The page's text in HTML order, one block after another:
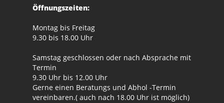
Öffnungszeiten:
Montag bis Freitag
9.30 bis 18.00 Uhr
Samstag geschlossen oder nach Absprache mit
Termin
9.30 Uhr bis 12.00 Uhr
Gerne einen Beratungs und Abhol -Termin
vereinbaren.( auch nach 18.00 Uhr ist möglich)